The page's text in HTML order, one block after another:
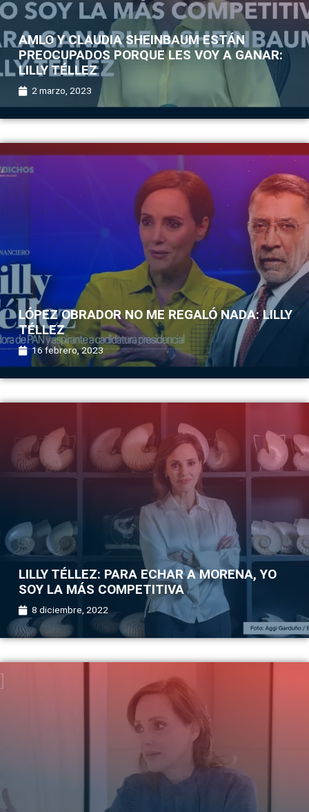
AMLO Y CLAUDIA SHEINBAUM ESTÁN
PREOCUPADOS PORQUE LES VOY A GANAR:
LILLY TÉLLEZ
2 marzo, 2023
LÓPEZ OBRADOR NO ME REGALÓ NADA: LILLY
TÉLLEZ
16 febrero, 2023
LILLY TÉLLEZ: PARA ECHAR A MORENA, YO
SOY LA MÁS COMPETITIVA
8 diciembre, 2022